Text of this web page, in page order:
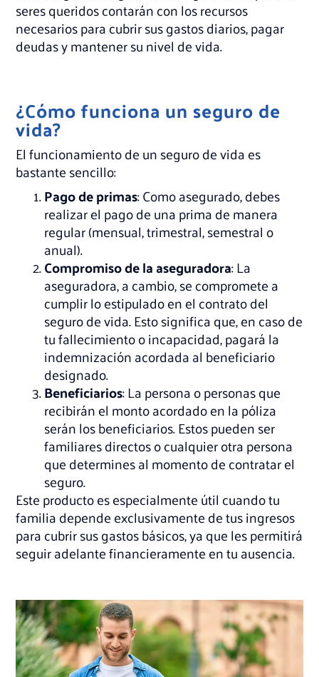
seres queridos contarán con los recursos
necesarios para cubrir sus gastos diarios, pagar
deudas y mantener su nivel de vida.
¿Cómo funciona un seguro de
vida?
El funcionamiento de un seguro de vida es
bastante sencillo:
Pago de primas: Como asegurado, debes
realizar el pago de una prima de manera
regular (mensual, trimestral, semestral o
anual).
Compromiso de la aseguradora: La
aseguradora, a cambio, se compromete a
cumplir lo estipulado en el contrato del
seguro de vida. Esto significa que, en caso de
tu fallecimiento o incapacidad, pagará la
indemnización acordada al beneficiario
designado.
Beneficiarios: La persona o personas que
recibirán el monto acordado en la póliza
serán los beneficiarios. Estos pueden ser
familiares directos o cualquier otra persona
que determines al momento de contratar el
seguro.
Este producto es especialmente útil cuando tu
familia depende exclusivamente de tus ingresos
para cubrir sus gastos básicos, ya que les permitirá
seguir adelante financieramente en tu ausencia.